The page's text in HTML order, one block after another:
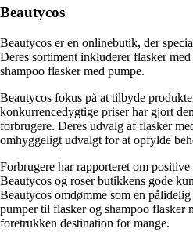
Beautycos
Beautycos er en onlinebutik, der
Deres sortiment inkluderer flasker
shampoo flasker med pumpe.
Beautycos fokus på at tilbyde
konkurrencedygtige priser har gjort
forbrugere. Deres udvalg af flasker
omhyggeligt udvalgt for at opfylde
Forbrugere har rapporteret om
Beautycos og roser butikkens gode
Beautycos omdømme som en
pumper til flasker og shampoo flasker
foretrukken destination for mange.